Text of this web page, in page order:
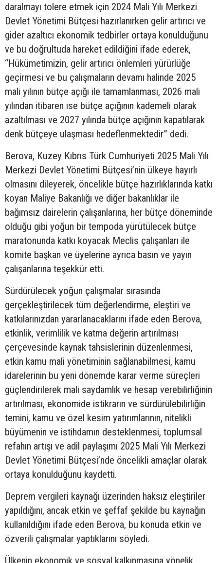
daralmayı tolere etmek için 2024 Mali Yılı Merkezi
Devlet Yönetimi Bütçesi hazırlanırken gelir artırıcı ve
gider azaltıcı ekonomik tedbirler ortaya konulduğunu
ve bu doğrultuda hareket edildiğini ifade ederek,
“Hükümetimizin, gelir artırıcı önlemleri yürürlüğe
geçirmesi ve bu çalışmaların devamı halinde 2025
mali yılının bütçe açığı ile tamamlanması, 2026 mali
yılından itibaren ise bütçe açığının kademeli olarak
azaltılması ve 2027 yılında bütçe açığının kapatılarak
denk bütçeye ulaşması hedeflenmektedir” dedi.
Berova, Kuzey Kıbrıs Türk Cumhuriyeti 2025 Mali Yılı
Merkezi Devlet Yönetimi Bütçesi’nin ülkeye hayırlı
olmasını dileyerek, öncelikle bütçe hazırlıklarında katkı
koyan Maliye Bakanlığı ve diğer bakanlıklar ile
bağımsız dairelerin çalışanlarına, her bütçe döneminde
olduğu gibi yoğun bir tempoda yürütülecek bütçe
maratonunda katkı koyacak Meclis çalışanları ile
komite başkan ve üyelerine ayrıca basın ve yayın
çalışanlarına teşekkür etti.
Sürdürülecek yoğun çalışmalar sırasında
gerçekleştirilecek tüm değerlendirme, eleştiri ve
katkılarınızdan yararlanacaklarını ifade eden Berova,
etkinlik, verimlilik ve katma değerin artırılması
çerçevesinde kaynak tahsislerinin düzenlenmesi,
etkin kamu mali yönetiminin sağlanabilmesi, kamu
idarelerinin bu yeni dönemde karar verme süreçleri
güçlendirilerek mali saydamlık ve hesap verebilirliğinin
artırılması, ekonomide istikrarın ve sürdürülebilirliğin
temini, kamu ve özel kesim yatırımlarının, nitelikli
büyümenin ve istihdamın desteklenmesi, toplumsal
refahın artışı ve adil paylaşımı 2025 Mali Yılı Merkezi
Devlet Yönetimi Bütçesi’nde öncelikli amaçlar olarak
ortaya konulduğunu kaydetti.
Deprem vergileri kaynağı üzerinden haksız eleştiriler
yapıldığını, ancak etkin ve şeffaf şekilde bu kaynağın
kullanıldığını ifade eden Berova, bu konuda etkin ve
özverili çalışmalar yaptıklarını söyledi.
Ülkenin ekonomik ve sosyal kalkınmasına yönelik